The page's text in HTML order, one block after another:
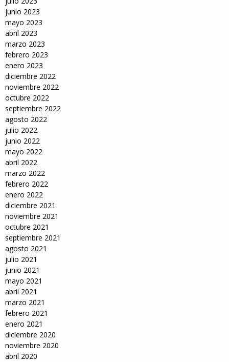
junio 2023
mayo 2023
abril 2023
marzo 2023
febrero 2023
enero 2023
diciembre 2022
noviembre 2022
octubre 2022
septiembre 2022
agosto 2022
julio 2022
junio 2022
mayo 2022
abril 2022
marzo 2022
febrero 2022
enero 2022
diciembre 2021
noviembre 2021
octubre 2021
septiembre 2021
agosto 2021
julio 2021
junio 2021
mayo 2021
abril 2021
marzo 2021
febrero 2021
enero 2021
diciembre 2020
noviembre 2020
abril 2020